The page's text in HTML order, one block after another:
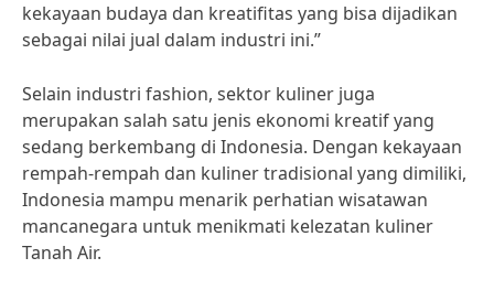
kekayaan budaya dan kreatifitas yang bisa dijadikan
sebagai nilai jual dalam industri ini.”
Selain industri fashion, sektor kuliner juga
merupakan salah satu jenis ekonomi kreatif yang
sedang berkembang di Indonesia. Dengan kekayaan
rempah-rempah dan kuliner tradisional yang dimiliki,
Indonesia mampu menarik perhatian wisatawan
mancanegara untuk menikmati kelezatan kuliner
Tanah Air.